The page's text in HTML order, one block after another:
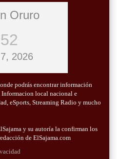
Oruro
53
2026
podrás encontrar información
Informacion local nacional e
eSports, Streaming Radio y mucho
y su autoría la confirman los
de ElSajama.com